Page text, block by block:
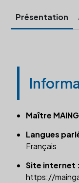
Présentation
Maître
Langues
Français
Site internet :
https://